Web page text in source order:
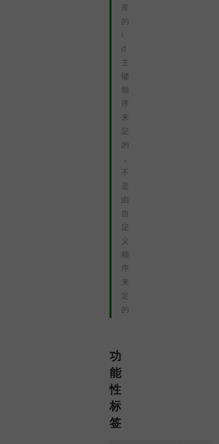
库
的
i
d
主
键
顺
序
来
定
的
，
不
是
由
自
定
义
顺
序
来
定
的
功
能
性
标
签